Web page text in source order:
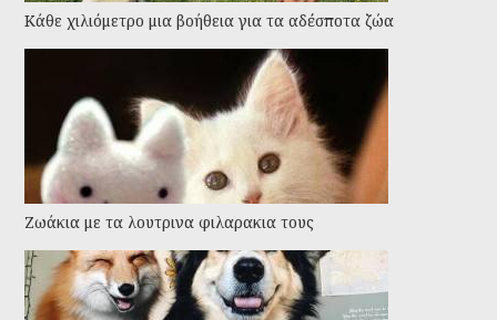
Kάθε χιλιόμετρο μια βοήθεια για τα αδέσποτα ζώα
Ζωάκια με τα λουτρινα φιλαρακια τους